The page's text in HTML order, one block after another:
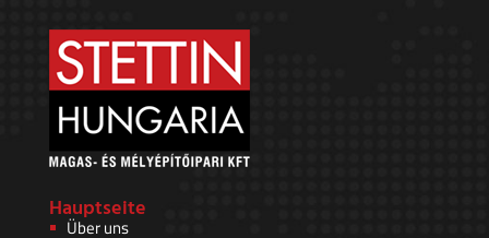
Hauptseite
Über uns